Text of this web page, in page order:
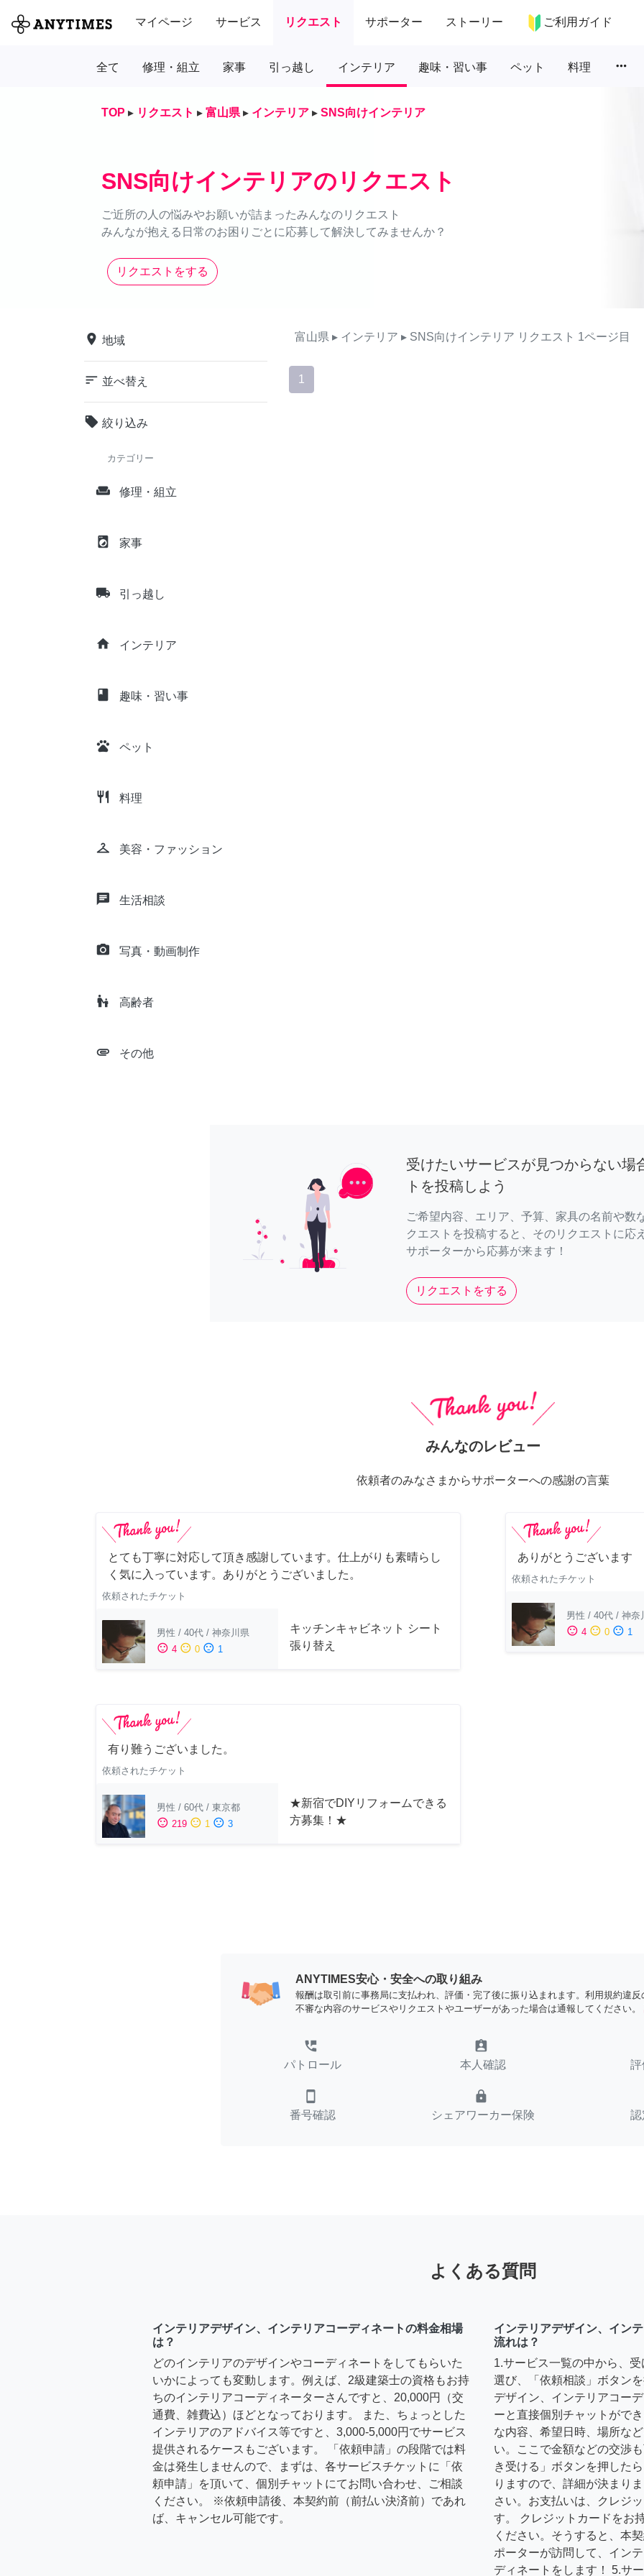
マイページ サービス リクエスト サポーター ストーリー ご利用ガイド
全て 修理・組立 家事 引っ越し インテリア 趣味・習い事 ペット 料理 more_horiz
TOP ▸ リクエスト ▸ 富山県 ▸ インテリア ▸ SNS向けインテリア
SNS向けインテリアのリクエスト
ご近所の人の悩みやお願いが詰まったみんなのリクエスト
みんなが抱える日常のお困りごとに応募して解決してみませんか？
リクエストをする
place 地域
sort 並べ替え
local_offer 絞り込み
カテゴリー
weekend 修理・組立
local_laundry_service 家事
local_shipping 引っ越し
home インテリア
class 趣味・習い事
pets ペット
restaurant 料理
checkroom 美容・ファッション
chat 生活相談
camera_alt 写真・動画制作
escalator_warning 高齢者
attachment その他
富山県 ▸ インテリア ▸ SNS向けインテリア リクエスト 1ページ目
1
受けたいサービスが見つからない場
トを投稿しよう
ご希望内容、エリア、予算、家具の名前や数
クエストを投稿すると、そのリクエストに応
サポーターから応募が来ます！
リクエストをする
みんなのレビュー
依頼者のみなさまからサポーターへの感謝の言葉
とても丁寧に対応して頂き感謝しています。仕上がりも素晴らし
く気に入っています。ありがとうございました。
依頼されたチケット
男性 / 40代 / 神奈川県
sentiment_satisfied 4 sentiment_neutral 0 sentiment_dissatisfied 1
キッチンキャビネット シート
張り替え
ありがとうございます
依頼されたチケット
男性 / 40代 / 神奈
sentiment_satisfied 4 sentiment_neutral 0 sentiment_dissatisfied 1
有り難うございました。
依頼されたチケット
男性 / 60代 / 東京都
sentiment_satisfied 219 sentiment_neutral 1 sentiment_dissatisfied 3
★新宿でDIYリフォームできる
方募集！★
ANYTIMES安心・安全への取り組み
報酬は取引前に事務局に支払われ、評価・完了後に振り込まれます。利用規約違反
不審な内容のサービスやリクエストやユーザーがあった場合は通報してください。
perm_phone_msg
パトロール
assignment_ind
本人確認
smartphone
番号確認
lock
シェアワーカー保険
よくある質問
インテリアデザイン、インテリアコーディネートの料金相場
は？
どのインテリアのデザインやコーディネートをしてもらいた
いかによっても変動します。例えば、2級建築士の資格もお持
ちのインテリアコーディネーターさんですと、20,000円（交
通費、雑費込）ほどとなっております。 また、ちょっとした
インテリアのアドバイス等ですと、3,000-5,000円でサービス
提供されるケースもございます。 「依頼申請」の段階では料
金は発生しませんので、まずは、各サービスチケットに「依
頼申請」を頂いて、個別チャットにてお問い合わせ、ご相談
ください。 ※依頼申請後、本契約前（前払い決済前）であれ
ば、キャンセル可能です。
インテリアデザイン、イン
流れは？
1.サービス一覧の中から、
選び、「依頼相談」ボタン
デザイン、インテリアコー
ーと直接個別チャットがで
な内容、希望日時、場所な
い。ここで金額などの交渉
き受ける」ボタンを押した
りますので、詳細が決まり
さい。お支払いは、クレジ
す。 クレジットカードをお
ください。そうすると、本
ポーターが訪問して、イン
ディネートをします！ 5.サ